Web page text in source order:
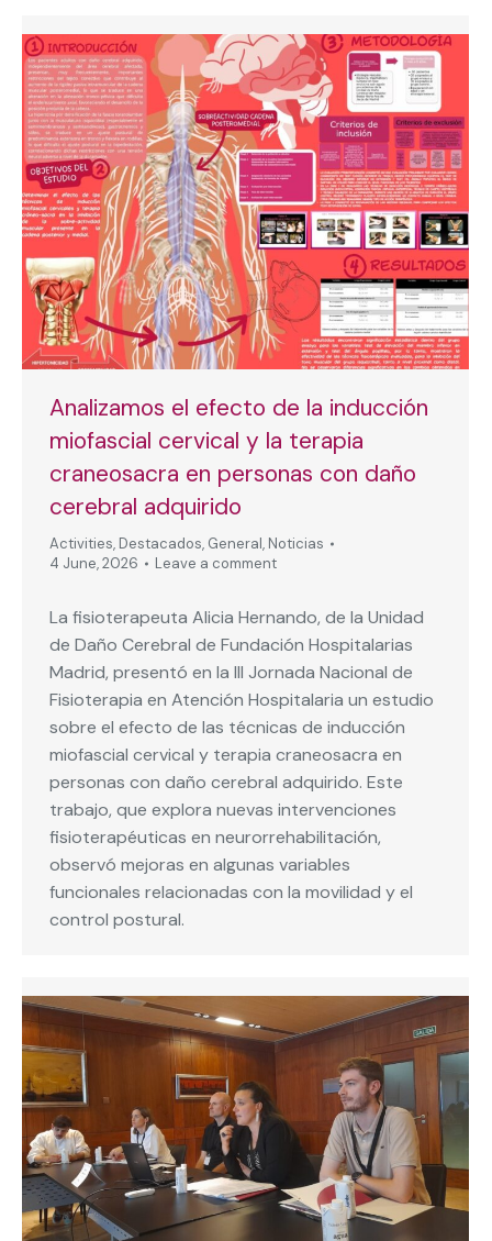
Analizamos el efecto de la inducción
miofascial cervical y la terapia
craneosacra en personas con daño
cerebral adquirido
Activities, Destacados, General, Noticias
4 June, 2026
Leave a comment
La fisioterapeuta Alicia Hernando, de la Unidad
de Daño Cerebral de Fundación Hospitalarias
Madrid, presentó en la III Jornada Nacional de
Fisioterapia en Atención Hospitalaria un estudio
sobre el efecto de las técnicas de inducción
miofascial cervical y terapia craneosacra en
personas con daño cerebral adquirido. Este
trabajo, que explora nuevas intervenciones
fisioterapéuticas en neurorrehabilitación,
observó mejoras en algunas variables
funcionales relacionadas con la movilidad y el
control postural.